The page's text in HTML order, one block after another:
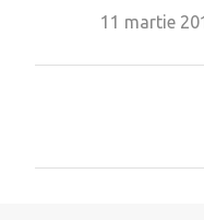
11 martie